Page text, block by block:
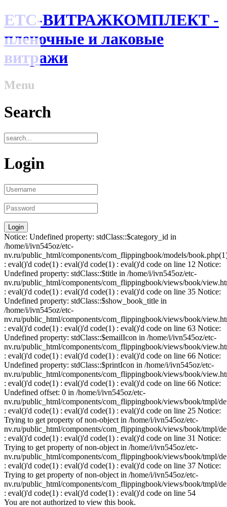
ЕТС-ВИТРАЖКОМПЛЕКТ -
пленочные и лаковые
витражи
Menu
Search
Login
Notice: Undefined property: stdClass::$category_id in
/home/i/ivn545oz/etc-
nv.ru/public_html/components/com_flippingbook/models/
: eval()'d code(1) : eval()'d code(1) : eval()'d code on line 12 Notice:
Undefined property: stdClass::$title in /home/i/ivn545oz/etc-
nv.ru/public_html/components/com_flippingbook/views/book/
: eval()'d code(1) : eval()'d code(1) : eval()'d code on line 35 Notice:
Undefined property: stdClass::$show_book_title in
/home/i/ivn545oz/etc-
nv.ru/public_html/components/com_flippingbook/views/book/
: eval()'d code(1) : eval()'d code(1) : eval()'d code on line 63 Notice:
Undefined property: stdClass::$emailIcon in /home/i/ivn545oz/etc-
nv.ru/public_html/components/com_flippingbook/views/book/
: eval()'d code(1) : eval()'d code(1) : eval()'d code on line 66 Notice:
Undefined property: stdClass::$printIcon in /home/i/ivn545oz/etc-
nv.ru/public_html/components/com_flippingbook/views/book/
: eval()'d code(1) : eval()'d code(1) : eval()'d code on line 66 Notice:
Undefined offset: 0 in /home/i/ivn545oz/etc-
nv.ru/public_html/components/com_flippingbook/views/book/tmpl/
: eval()'d code(1) : eval()'d code(1) : eval()'d code on line 25 Notice:
Trying to get property of non-object in /home/i/ivn545oz/etc-
nv.ru/public_html/components/com_flippingbook/views/book/tmpl/
: eval()'d code(1) : eval()'d code(1) : eval()'d code on line 31 Notice:
Trying to get property of non-object in /home/i/ivn545oz/etc-
nv.ru/public_html/components/com_flippingbook/views/book/tmpl/
: eval()'d code(1) : eval()'d code(1) : eval()'d code on line 37 Notice:
Trying to get property of non-object in /home/i/ivn545oz/etc-
nv.ru/public_html/components/com_flippingbook/views/book/tmpl/
: eval()'d code(1) : eval()'d code(1) : eval()'d code on line 54
You are not authorized to view this book.